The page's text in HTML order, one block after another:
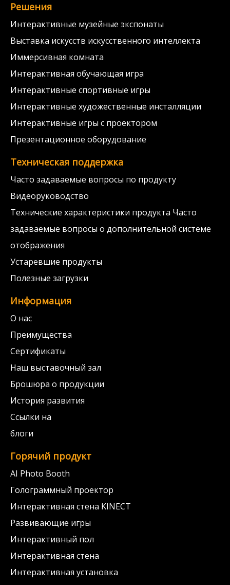
Решения
Интерактивные музейные экспонаты
Выставка искусств искусственного интеллекта
Иммерсивная комната
Интерактивная обучающая игра
Интерактивные спортивные игры
Интерактивные художественные инсталляции
Интерактивные игры с проектором
Презентационное оборудование
Техническая поддержка
Часто задаваемые вопросы по продукту
Видеоруководство
Технические характеристики продукта Часто
задаваемые вопросы о дополнительной системе
отображения
Устаревшие продукты
Полезные загрузки
Информация
О нас
Преимущества
Сертификаты
Наш выставочный зал
Брошюра о продукции
История развития
Ссылки на
блоги
Горячий продукт
AI Photo Booth
Голограммный проектор
Интерактивная стена KINECT
Развивающие игры
Интерактивный пол
Интерактивная стена
Интерактивная установка